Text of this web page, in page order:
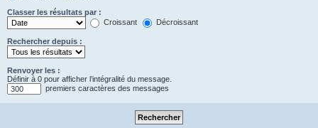
Classer les résultats par :
Croissant
Décroissant
Rechercher depuis :
Renvoyer les :
Définir à 0 pour afficher l’intégralité du message.
premiers caractères des messages